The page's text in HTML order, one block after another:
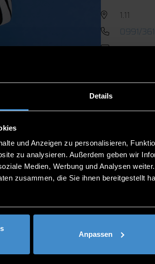
Details
und Anzeigen zu personalisieren,
zu analysieren. Außerdem geben wir
Medien, Werbung und Analysen
zusammen, die Sie ihnen bereitgestellt
Anpassen
1.11
0991/